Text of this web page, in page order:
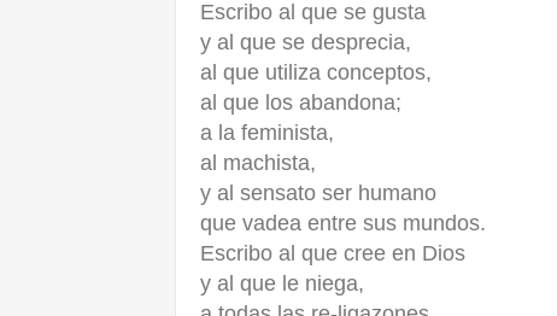
Escribo al que se gusta
y al que se desprecia,
al que utiliza conceptos,
al que los abandona;
a la feminista,
al machista,
y al sensato ser humano
que vadea entre sus mundos.
Escribo al que cree en Dios
y al que le niega,